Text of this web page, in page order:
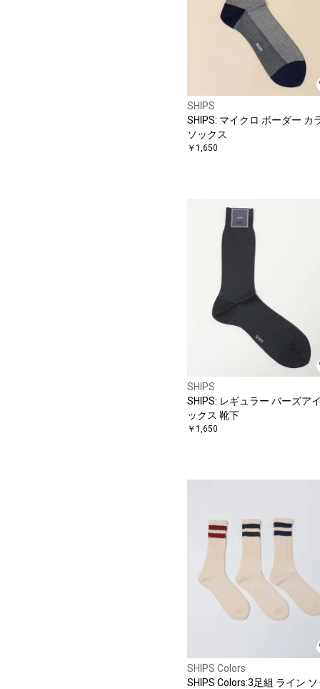
SHIPS
SHIPS: マイクロ ボーダー カ
ソックス
￥1,650
SHIPS
SHIPS: レギュラー バーズア
ックス 靴下
￥1,650
SHIPS Colors
SHIPS Colors:3足組 ライン